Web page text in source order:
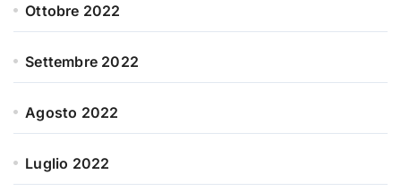
Ottobre 2022
Settembre 2022
Agosto 2022
Luglio 2022